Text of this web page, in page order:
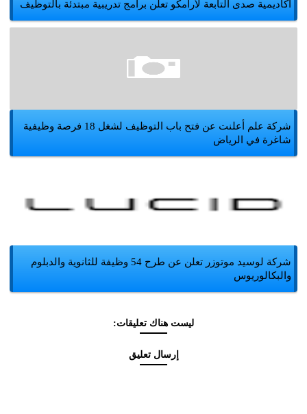
أكاديمية صدى التابعة لأرامكو تعلن برامج تدريبية مبتدئة بالتوظيف
شركة علم أعلنت عن فتح باب التوظيف لشغل 18 فرصة وظيفية
شاغرة في الرياض
شركة لوسيد موتوزر تعلن عن طرح 54 وظيفة للثانوية والدبلوم
والبكالوريوس
ليست هناك تعليقات:
إرسال تعليق